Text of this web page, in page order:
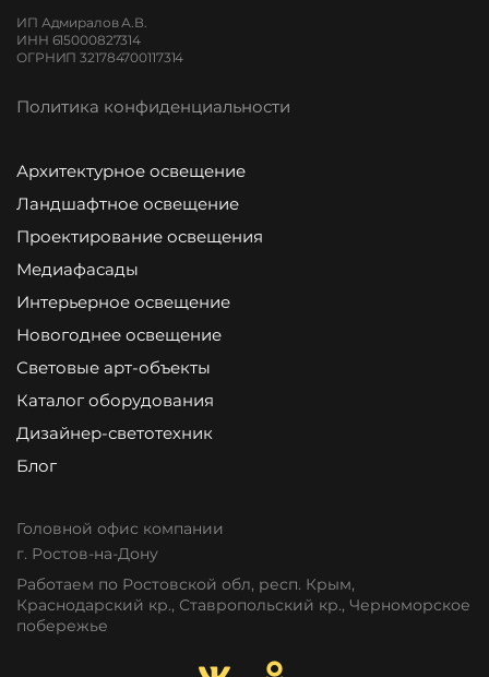
ИП Адмиралов А.В.
ИНН 615000827314
ОГРНИП 321784700117314
Политика конфиденциальности
Архитектурное освещение
Ландшафтное освещение
Проектирование освещения
Медиафасады
Интерьерное освещение
Новогоднее освещение
Световые арт-объекты
Каталог оборудования
Дизайнер-светотехник
Блог
Головной офис компании
г. Ростов-на-Дону
Работаем по Ростовской обл, респ. Крым,
Краснодарский кр., Ставропольский кр., Черноморское
побережье